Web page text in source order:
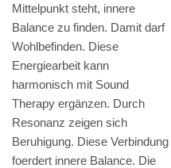
Mittelpunkt steht, innere
Balance zu finden. Damit darf
Wohlbefinden. Diese
Energiearbeit kann
harmonisch mit Sound
Therapy ergänzen. Durch
Resonanz zeigen sich
Beruhigung. Diese Verbindung
foerdert innere Balance. Die